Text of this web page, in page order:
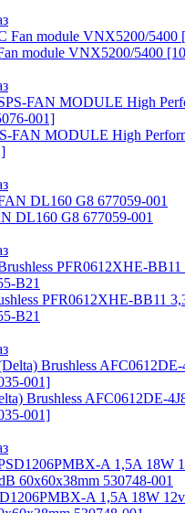
module VNX5200/5400
FAN MODULE High
DL160 G8 677059-001
PFR0612XHE-BB11
B21
Brushless AFC0612DE-
001]
A 1,5A 18W